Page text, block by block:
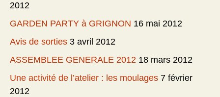
2012
GARDEN PARTY à GRIGNON 16 mai 2012
Avis de sorties 3 avril 2012
ASSEMBLEE GENERALE 2012 18 mars 2012
Une activité de l’atelier : les moulages 7 février
2012